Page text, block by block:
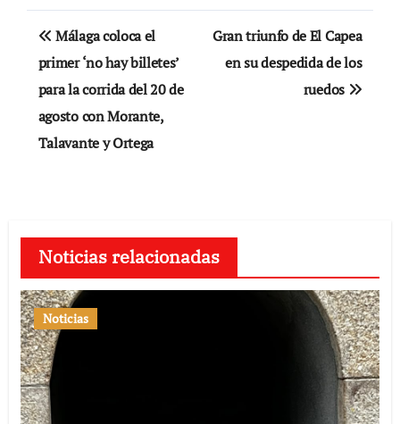
Navegación
de
entradas
Málaga coloca el
primer ‘no hay billetes’
para la corrida del 20 de
agosto con Morante,
Talavante y Ortega
Gran triunfo de El Capea
en su despedida de los
ruedos
Noticias relacionadas
Noticias